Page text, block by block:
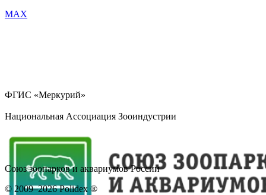
MAX
ФГИС «Меркурий»
Национальная Ассоциация Зооиндустрии
Союз зоопарков и аквариумов России
© 2009–2026 Polidex ®